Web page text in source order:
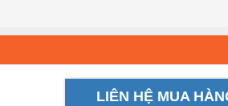
LIÊN HỆ MUA